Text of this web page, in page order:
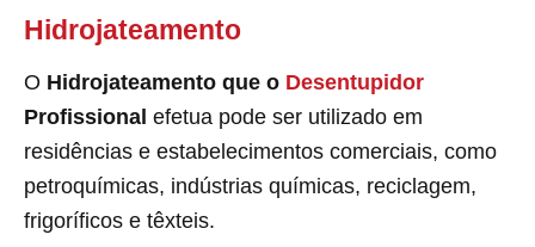
Hidrojateamento
O Hidrojateamento que o Desentupidor
Profissional efetua pode ser utilizado em
residências e estabelecimentos comerciais, como
petroquímicas, indústrias químicas, reciclagem,
frigoríficos e têxteis.